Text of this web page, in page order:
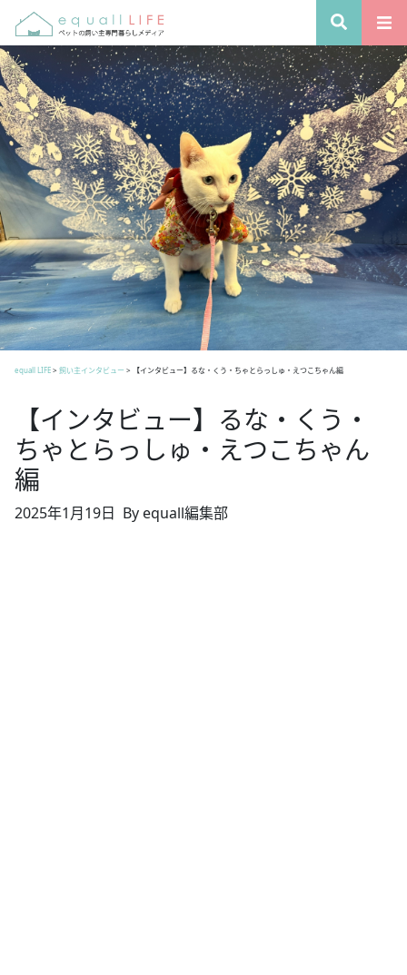
equall LIFE> 飼い主インタビュー > 【インタビュー】るな・くう・ちゃとらっしゅ・えつこちゃん編
【インタビュー】るな・くう・
ちゃとらっしゅ・えつこちゃん
編
2025年1月19日 By equall編集部